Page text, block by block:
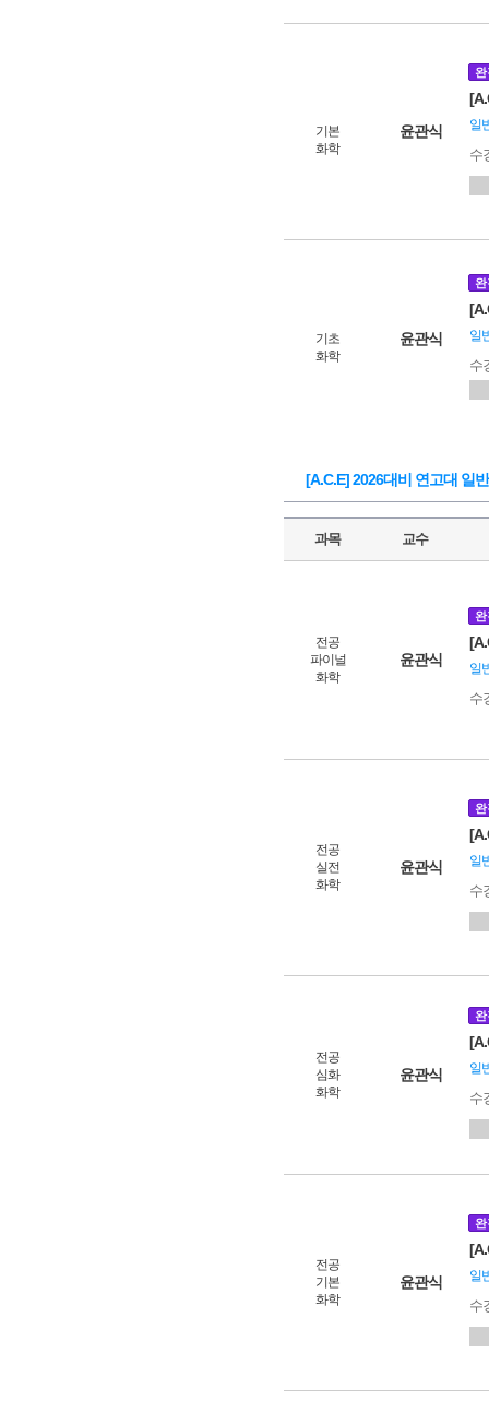
기본
화학
윤관식
완
일
수
기초
화학
윤관식
완
일
수
[A.C.E] 2026대비 연고대 일
과목 교수
전공
파이널
화학
윤관식
완
일
수
전공
실전
화학
윤관식
완
일
수
전공
심화
화학
윤관식
완
일
수
전공
기본
화학
윤관식
완
일
수